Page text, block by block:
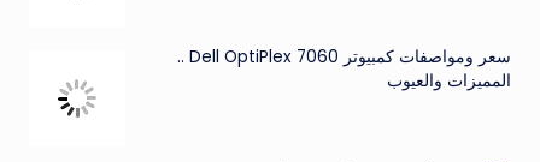
سعر ومواصفات كمبيوتر Dell OptiPlex 7060 ..
المميزات والعيوب